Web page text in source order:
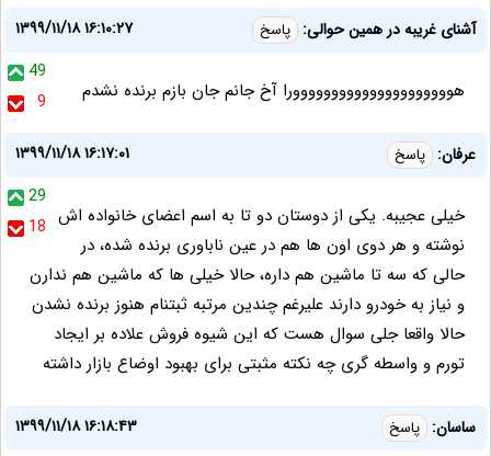
آشنای غریبه در همین حوالی: پاسخ
۱۳۹۹/۱۱/۱۸ ۱۶:۱۰:۲۷
49
9
هووووووووووووووووووووورا آخ جانم جان بازم برنده نشدم
عرفان: پاسخ
۱۳۹۹/۱۱/۱۸ ۱۶:۱۷:۰۱
29
18 خیلی عجیبه. یکی از دوستان دو تا به اسم اعضای خانواده اش
نوشته و هر دوی اون ها هم در عین ناباوری برنده شده، در
حالی که سه تا ماشین هم داره، حالا خیلی ها که ماشین هم ندارن
و نیاز به خودرو دارند علیرغم چندین مرتبه ثبتنام هنوز برنده نشدن
حالا واقعا جلی سوال هست که این شیوه فروش علاده بر ایجاد
تورم و واسطه گری چه نکته مثبتی برای بهبود اوضاع بازار داشته
ساسان: پاسخ
۱۳۹۹/۱۱/۱۸ ۱۶:۱۸:۴۳